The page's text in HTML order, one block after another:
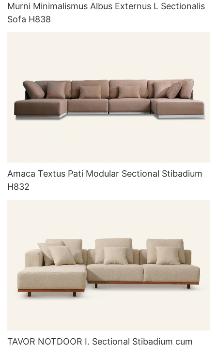
Murni Minimalismus Albus Externus L Sectionalis
Sofa H838
Amaca Textus Pati Modular Sectional Stibadium
H832
TAVOR NOTDOOR I. Sectional Stibadium cum